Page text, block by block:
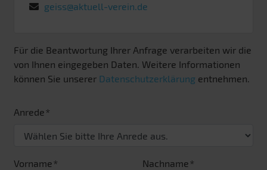
geiss@aktuell-verein.de
Für die Beantwortung Ihrer Anfrage verarbeiten wir die
von Ihnen eingegeben Daten. Weitere Informationen
können Sie unserer Datenschutzerklärung entnehmen.
Anrede
Vorname Nachname